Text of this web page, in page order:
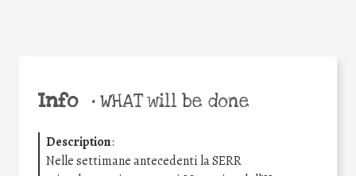
Info •WHAT will be done
Description:
Nelle settimane antecedenti la SERR